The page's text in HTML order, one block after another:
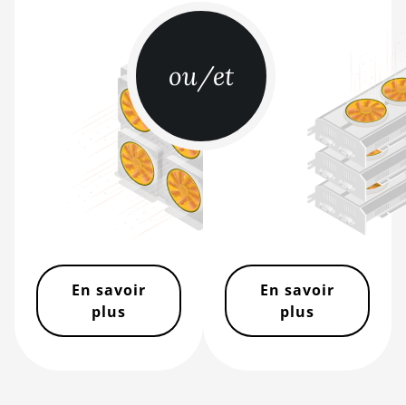
BITMAIN AntMiner S21 XP
BITMAIN AntMiner S21 XP
Immersion (300Th)
BITMAIN AntMiner S21 XP+
Hyd (500Th)
BITMAIN AntMiner S21+
(216Th)
BITMAIN AntMiner S21+
BITMAIN AntMiner S21e XP
Hyd (430Th)
BITMAIN AntMiner S21e XP
ou/et
En savoir
plus
En savoir
plus